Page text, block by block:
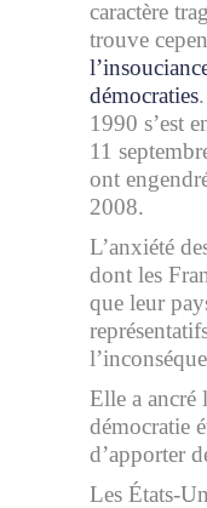
caractère
trouve
démocraties
1990 s’est
11
ont
2008.
L’anxiété
dont les
que leur
Elle a ancré
démocratie
d’apporter
Les États-